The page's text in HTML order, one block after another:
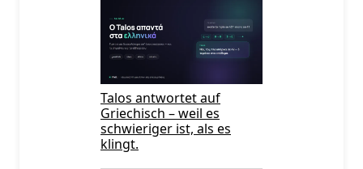
Talos antwortet auf
Griechisch – weil es
schwieriger ist, als es
klingt.